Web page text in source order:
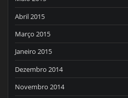
Abril 2015
Março 2015
Janeiro 2015
Dezembro 2014
Novembro 2014